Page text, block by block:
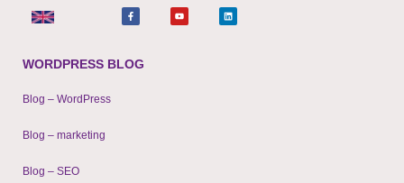
F
a
c
o
k
Y
o
u
L
i
n
WORDPRESS BLOG
Blog – WordPress
Blog – marketing
Blog – SEO